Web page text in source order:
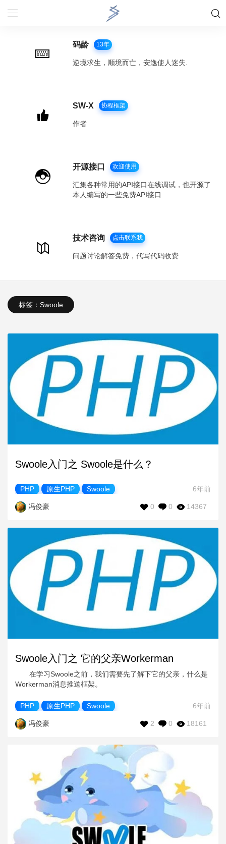
码龄 13年
逆境求生，顺境而亡，安逸使人迷失.
SW-X 协程框架
作者
开源接口 欢迎使用
汇集各种常用的API接口在线调试，也开源了
本人编写的一些免费API接口
技术咨询 点击联系我
问题讨论解答免费，代写代码收费
标签：Swoole
Swoole入门之 Swoole是什么？
PHP 原生PHP Swoole 6年前
冯俊豪 14367
0
0
Swoole入门之 它的父亲Workerman
在学习Swoole之前，我们需要先了解下它的父亲，什么是
Workerman消息推送框架。
PHP 原生PHP Swoole 6年前
冯俊豪 18161
0
2